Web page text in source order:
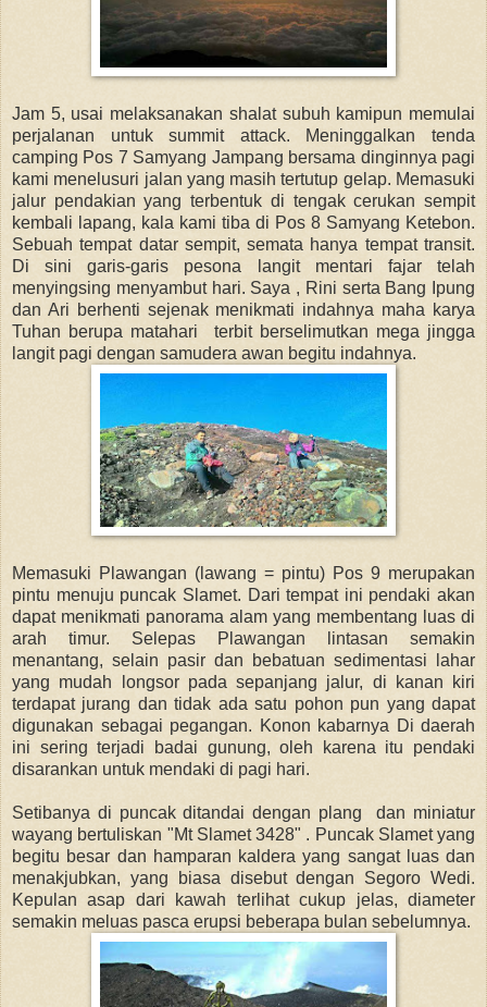
Jam 5, usai melaksanakan shalat subuh kamipun memulai
perjalanan untuk summit attack. Meninggalkan tenda
camping Pos 7 Samyang Jampang bersama dinginnya pagi
kami menelusuri jalan yang masih tertutup gelap. Memasuki
jalur pendakian yang terbentuk di tengak cerukan sempit
kembali lapang, kala kami tiba di Pos 8 Samyang Ketebon.
Sebuah tempat datar sempit, semata hanya tempat transit.
Di sini garis-garis pesona langit mentari fajar telah
menyingsing menyambut hari. Saya , Rini serta Bang Ipung
dan Ari berhenti sejenak menikmati indahnya maha karya
Tuhan berupa matahari terbit berselimutkan mega jingga
langit pagi dengan samudera awan begitu indahnya.
Memasuki Plawangan (lawang = pintu) Pos 9 merupakan
pintu menuju puncak Slamet. Dari tempat ini pendaki akan
dapat menikmati panorama alam yang membentang luas di
arah timur. Selepas Plawangan lintasan semakin
menantang, selain pasir dan bebatuan sedimentasi lahar
yang mudah longsor pada sepanjang jalur, di kanan kiri
terdapat jurang dan tidak ada satu pohon pun yang dapat
digunakan sebagai pegangan. Konon kabarnya Di daerah
ini sering terjadi badai gunung, oleh karena itu pendaki
disarankan untuk mendaki di pagi hari.
Setibanya di puncak ditandai dengan plang dan miniatur
wayang bertuliskan "Mt Slamet 3428" . Puncak Slamet yang
begitu besar dan hamparan kaldera yang sangat luas dan
menakjubkan, yang biasa disebut dengan Segoro Wedi.
Kepulan asap dari kawah terlihat cukup jelas, diameter
semakin meluas pasca erupsi beberapa bulan sebelumnya.